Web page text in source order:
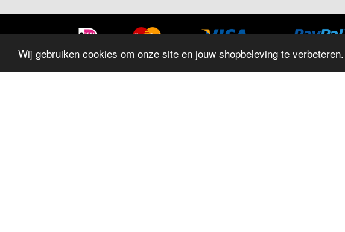
Wij gebruiken cookies om onze site en jouw shopbeleving te